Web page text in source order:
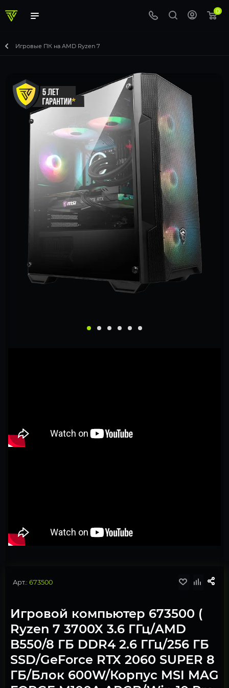
0
Игровые ПК на AMD Ryzen 7
Арт.: 673500
Игровой компьютер 673500 (
Ryzen 7 3700X 3.6 ГГц/AMD
B550/8 ГБ DDR4 2.6 ГГц/256 ГБ
SSD/GeForce RTX 2060 SUPER 8
ГБ/Блок 600W/Корпус MSI MAG